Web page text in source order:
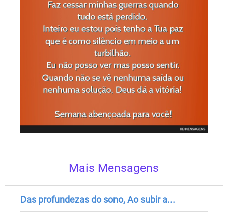
Mais Mensagens
Das profundezas do sono, Ao subir a...